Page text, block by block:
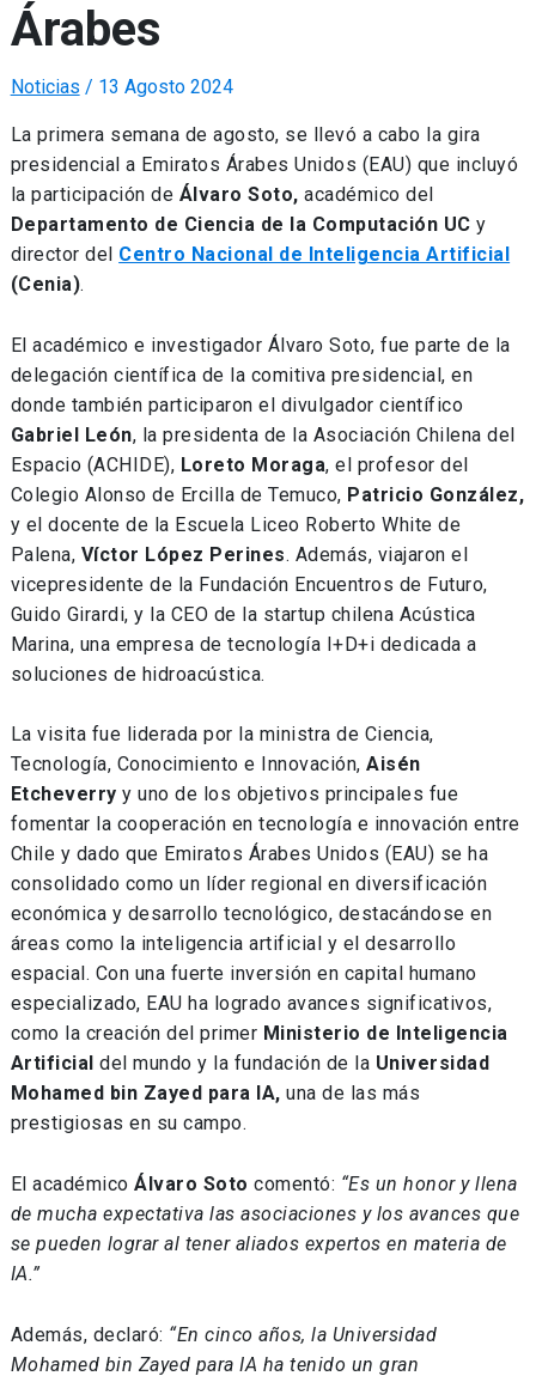
Árabes
Noticias / 13 Agosto 2024
La primera semana de agosto, se llevó a cabo la gira
presidencial a Emiratos Árabes Unidos (EAU) que incluyó
la participación de Álvaro Soto, académico del
Departamento de Ciencia de la Computación UCy
director del Centro Nacional de Inteligencia Artificial
(Cenia).
El académico e investigador Álvaro Soto, fue parte de la
delegación científica de la comitiva presidencial, en
donde también participaron el divulgador científico
Gabriel León, la presidenta de la Asociación Chilena del
Espacio (ACHIDE), Loreto Moraga, el profesor del
Colegio Alonso de Ercilla de Temuco, Patricio González,
y el docente de la Escuela Liceo Roberto White de
Palena, Víctor López Perines. Además, viajaron el
vicepresidente de la Fundación Encuentros de Futuro,
Guido Girardi, y la CEO de la startup chilena Acústica
Marina, una empresa de tecnología I+D+i dedicada a
soluciones de hidroacústica.
La visita fue liderada por la ministra de Ciencia,
Tecnología, Conocimiento e Innovación, Aisén
Etcheverry y uno de los objetivos principales fue
fomentar la cooperación en tecnología e innovación entre
Chile y dado que Emiratos Árabes Unidos (EAU) se ha
consolidado como un líder regional en diversificación
económica y desarrollo tecnológico, destacándose en
áreas como la inteligencia artificial y el desarrollo
espacial. Con una fuerte inversión en capital humano
especializado, EAU ha logrado avances significativos,
como la creación del primer Ministerio de Inteligencia
Artificialdel mundo y la fundación de la Universidad
Mohamed bin Zayed para IA, una de las más
prestigiosas en su campo.
El académico Álvaro Soto comentó: “Es un honor y llena
de mucha expectativa las asociaciones y los avances que
se pueden lograr al tener aliados expertos en materia de
IA.”
Además, declaró: “En cinco años, la Universidad
Mohamed bin Zayed para IA ha tenido un gran